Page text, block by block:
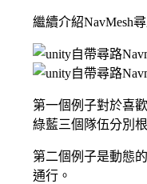
繼續介紹NavMesh
第一個例子對於喜
綠藍三個隊伍分別
第二個例子是動態
通行。